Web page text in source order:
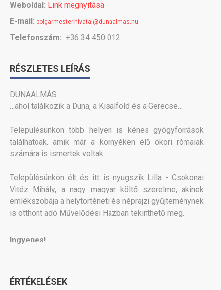
Weboldal: Link megnyitása
E-mail: polgarmesterihivatal@dunaalmas.hu
Telefonszám: +36 34 450 012
RÉSZLETES LEÍRÁS
DUNAALMÁS
…ahol találkozik a Duna, a Kisalföld és a Gerecse…
Településünkön több helyen is kénes gyógyforrások
találhatóak, amik már a környéken élő ókori rómaiak
számára is ismertek voltak.
Településünkön élt és itt is nyugszik Lilla - Csokonai
Vitéz Mihály, a nagy magyar költő szerelme, akinek
emlékszobája a helytörténeti és néprajzi gyűjteménynek
is otthont adó Művelődési Házban tekinthető meg.
Ingyenes!
ÉRTÉKELÉSEK